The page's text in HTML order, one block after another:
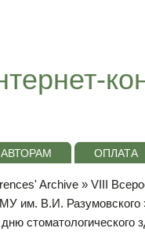
АВТОРАМ ОПЛАТА
Archive » VIII
им. В.И. Разумовского
стоматологического